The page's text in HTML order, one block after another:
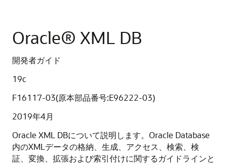
Oracle® XML DB
開発者ガイド
19c
F16117-03(原本部品番号:E96222-03)
2019年4月
Oracle XML DBについて説明します。Oracle Database
内のXMLデータの格納、生成、アクセス、検索、検
証、変換、拡張および索引付けに関するガイドラインと